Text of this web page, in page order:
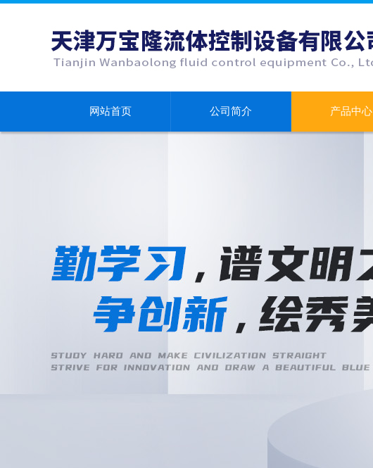
网站首页 公司简介 产品中心